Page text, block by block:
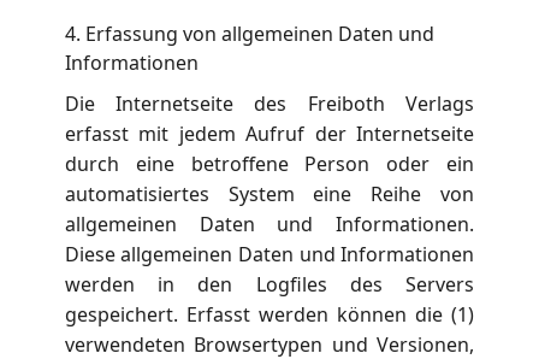
4. Erfassung von allgemeinen Daten und
Informationen
Die Internetseite des Freiboth Verlags
erfasst mit jedem Aufruf der Internetseite
durch eine betroffene Person oder ein
automatisiertes System eine Reihe von
allgemeinen Daten und Informationen.
Diese allgemeinen Daten und Informationen
werden in den Logfiles des Servers
gespeichert. Erfasst werden können die (1)
verwendeten Browsertypen und Versionen,